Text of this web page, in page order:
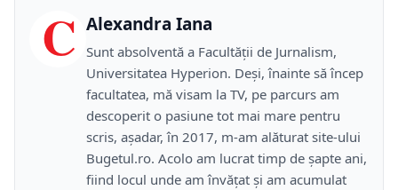
C Alexandra Iana
Sunt absolventă a Facultății de Jurnalism,
Universitatea Hyperion. Deși, înainte să încep
facultatea, mă visam la TV, pe parcurs am
descoperit o pasiune tot mai mare pentru
scris, așadar, în 2017, m-am alăturat site-ului
Bugetul.ro. Acolo am lucrat timp de șapte ani,
fiind locul unde am învățat și am acumulat